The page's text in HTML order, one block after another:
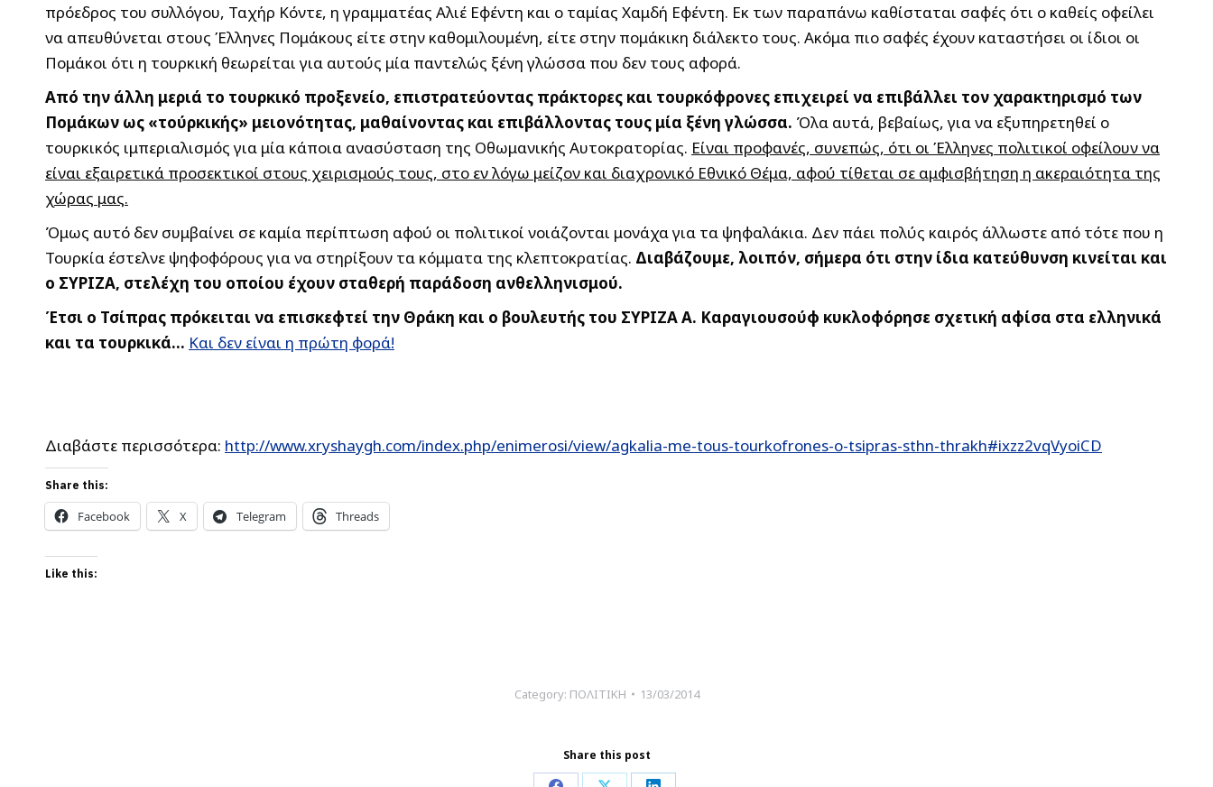
πρόεδρος του συλλόγου, Ταχήρ Κόντε, η γραμματέας Αλιέ Εφέντη και ο ταμίας Χαμδή Εφέντη. Εκ των παραπάνω καθίσταται σαφές ότι ο καθείς οφείλει
να απευθύνεται στους Έλληνες Πομάκους είτε στην καθομιλουμένη, είτε στην πομάκικη διάλεκτο τους. Ακόμα πιο σαφές έχουν καταστήσει οι ίδιοι οι
Πομάκοι ότι η τουρκική θεωρείται για αυτούς μία παντελώς ξένη γλώσσα που δεν τους αφορά.
Από την άλλη μεριά το τουρκικό προξενείο, επιστρατεύοντας πράκτορες και τουρκόφρονες επιχειρεί να επιβάλλει τον χαρακτηρισμό των
Πομάκων ως «τούρκικής» μειονότητας, μαθαίνοντας και επιβάλλοντας τους μία ξένη γλώσσα. Όλα αυτά, βεβαίως, για να εξυπηρετηθεί ο
τουρκικός ιμπεριαλισμός για μία κάποια ανασύσταση της Οθωμανικής Αυτοκρατορίας. Είναι προφανές, συνεπώς, ότι οι Έλληνες πολιτικοί οφείλουν να
είναι εξαιρετικά προσεκτικοί στους χειρισμούς τους, στο εν λόγω μείζον και διαχρονικό Εθνικό Θέμα, αφού τίθεται σε αμφισβήτηση η ακεραιότητα της
χώρας μας.
Όμως αυτό δεν συμβαίνει σε καμία περίπτωση αφού οι πολιτικοί νοιάζονται μονάχα για τα ψηφαλάκια. Δεν πάει πολύς καιρός άλλωστε από τότε που η
Τουρκία έστελνε ψηφοφόρους για να στηρίξουν τα κόμματα της κλεπτοκρατίας. Διαβάζουμε, λοιπόν, σήμερα ότι στην ίδια κατεύθυνση κινείται και
ο ΣΥΡΙΖΑ, στελέχη του οποίου έχουν σταθερή παράδοση ανθελληνισμού.
Έτσι ο Τσίπρας πρόκειται να επισκεφτεί την Θράκη και ο βουλευτής του ΣΥΡΙΖΑ Α. Καραγιουσούφ κυκλοφόρησε σχετική αφίσα στα ελληνικά
και τα τουρκικά… Και δεν είναι η πρώτη φορά!
Διαβάστε περισσότερα: http://www.xryshaygh.com/index.php/enimerosi/view/agkalia-me-tous-tourkofrones-o-tsipras-sthn-thrakh#ixzz2vqVyoiCD
Share this:
Facebook X Telegram Threads
Like this:
Category: ΠΟΛΙΤΙΚΗ 13/03/2014
Share this post